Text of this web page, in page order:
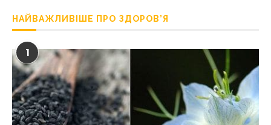
НАЙВАЖЛИВІШЕ ПРО ЗДОРОВ’Я
1